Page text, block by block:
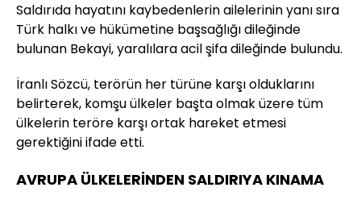
Saldırıda hayatını kaybedenlerin ailelerinin yanı sıra
Türk halkı ve hükümetine başsağlığı dileğinde
bulunan Bekayi, yaralılara acil şifa dileğinde bulundu.
İranlı Sözcü, terörün her türüne karşı olduklarını
belirterek, komşu ülkeler başta olmak üzere tüm
ülkelerin teröre karşı ortak hareket etmesi
gerektiğini ifade etti.
AVRUPA ÜLKELERİNDEN SALDIRIYA KINAMA